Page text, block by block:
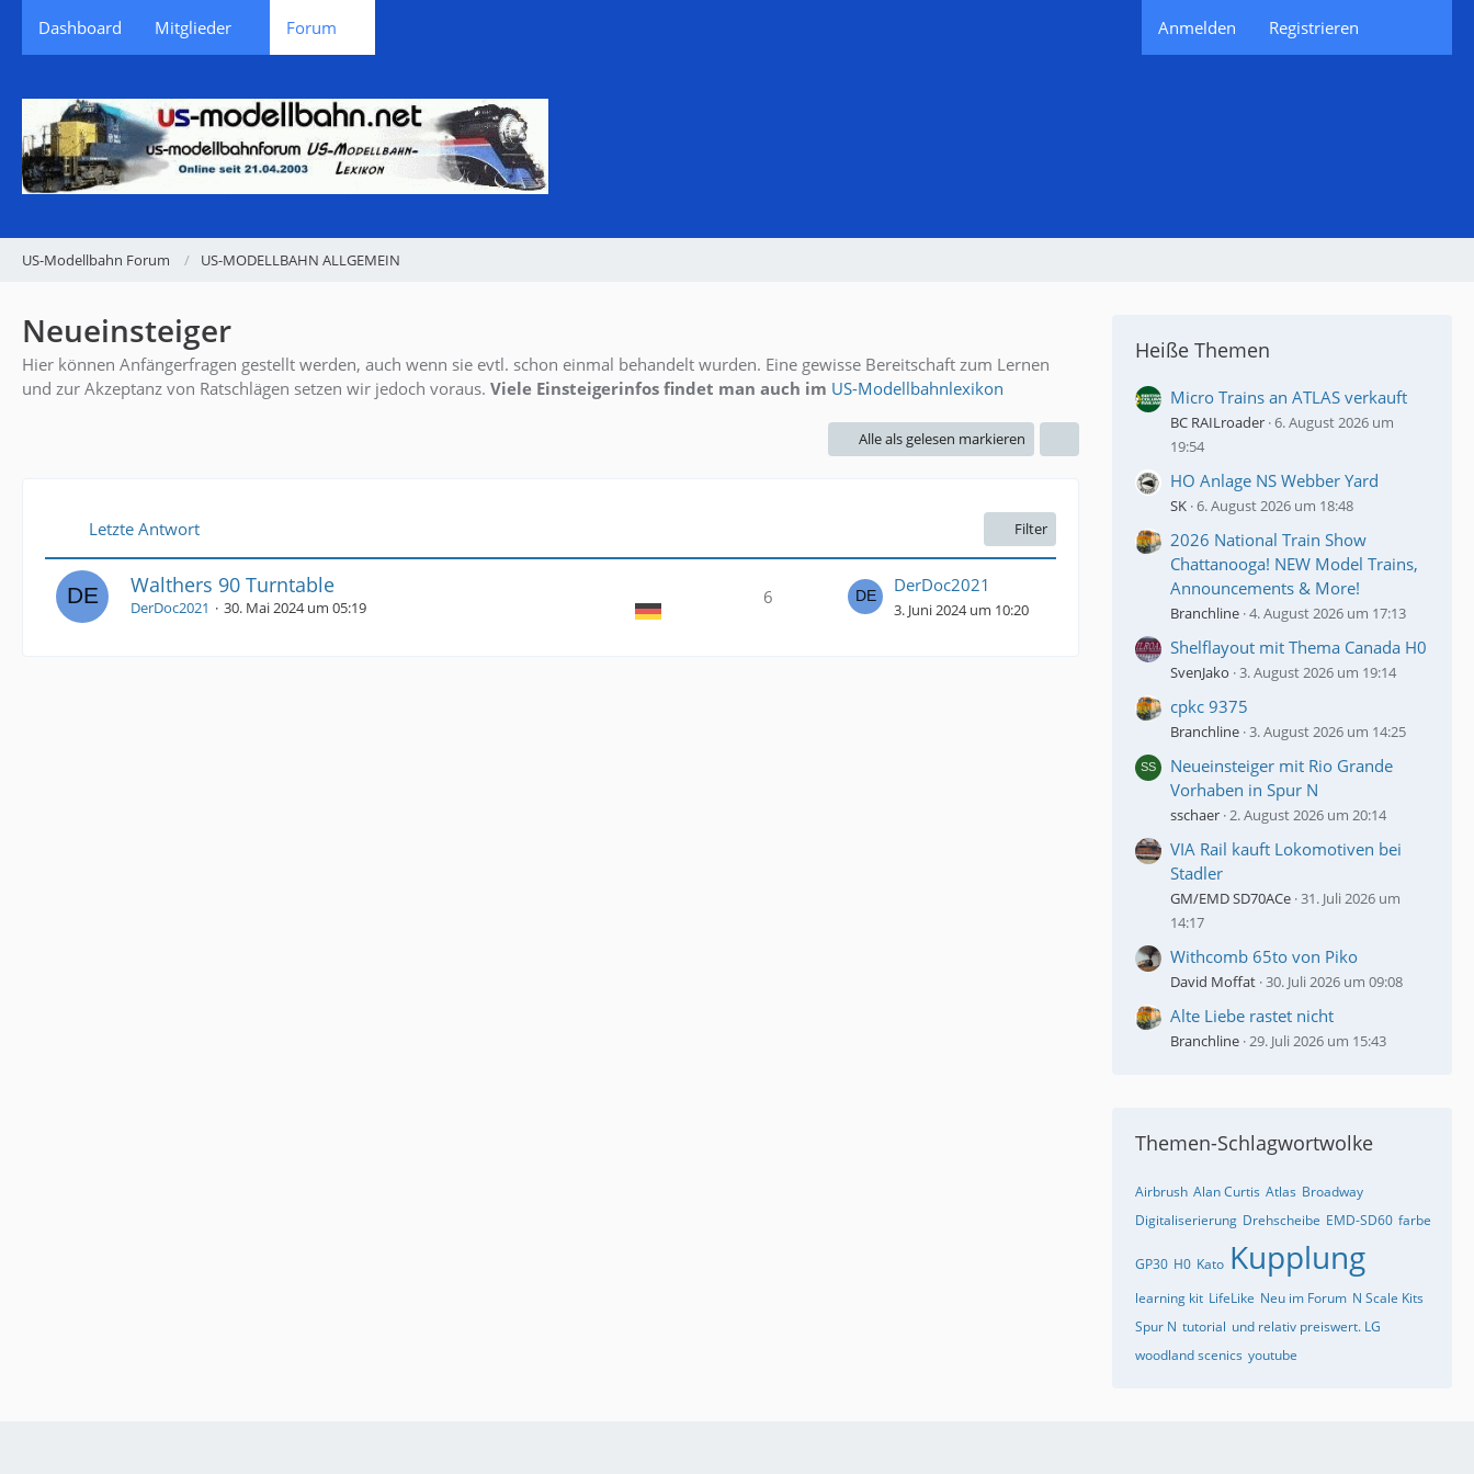
Dashboard Mitglieder Forum Anmelden Registrieren
US-Modellbahn Forum US-MODELLBAHN ALLGEMEIN
Neueinsteiger
Hier können Anfängerfragen gestellt werden, auch wenn sie evtl. schon einmal behandelt wurden. Eine gewisse Bereitschaft zum Lernen
und zur Akzeptanz von Ratschlägen setzen wir jedoch voraus. Viele Einsteigerinfos findet man auch im US-Modellbahnlexikon
Alle als gelesen markieren
Letzte Antwort Filter
Walthers 90 Turntable
DerDoc2021 30. Mai 2024 um 05:19 6
DerDoc2021
3. Juni 2024 um 10:20
Heiße Themen
Micro Trains an ATLAS verkauft
BC RAILroader 6. August 2026 um
19:54
HO Anlage NS Webber Yard
SK 6. August 2026 um 18:48
2026 National Train Show
Chattanooga! NEW Model Trains,
Announcements & More!
Branchline 4. August 2026 um 17:13
Shelflayout mit Thema Canada H0
SvenJako 3. August 2026 um 19:14
cpkc 9375
Branchline 3. August 2026 um 14:25
Neueinsteiger mit Rio Grande
Vorhaben in Spur N
sschaer 2. August 2026 um 20:14
VIA Rail kauft Lokomotiven bei
Stadler
GM/EMD SD70ACe 31. Juli 2026 um
14:17
Withcomb 65to von Piko
David Moffat 30. Juli 2026 um 09:08
Alte Liebe rastet nicht
Branchline 29. Juli 2026 um 15:43
Themen-Schlagwortwolke
Airbrush Alan Curtis Atlas Broadway
Digitaliserierung Drehscheibe EMD-SD60 farbe
GP30 H0 Kato Kupplung
learning kit LifeLike Neu im Forum N Scale Kits
Spur N tutorial und relativ preiswert. LG
woodland scenics youtube